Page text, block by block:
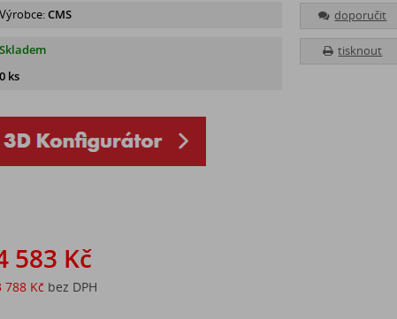
doporučit
tisknout
Výrobce:CMS
Skladem
0 ks
583 Kč
788 Kč bez DPH